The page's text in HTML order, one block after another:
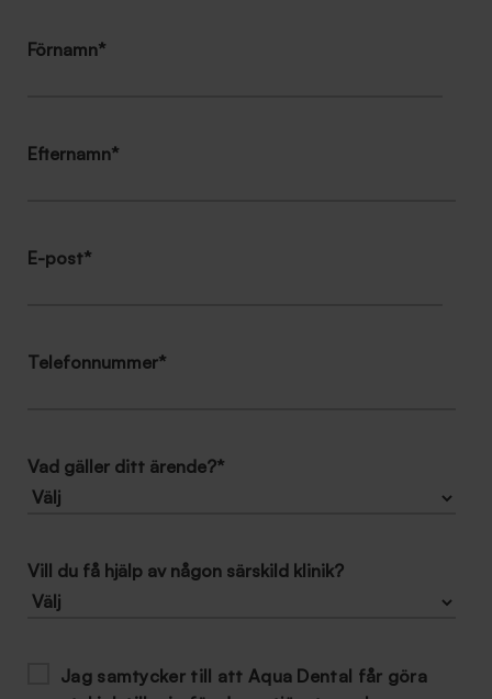
Förnamn*
Efternamn*
E-post*
Telefonnummer*
Vad gäller ditt ärende?*
Vill du få hjälp av någon särskild klinik?
Jag samtycker till att Aqua Dental får göra